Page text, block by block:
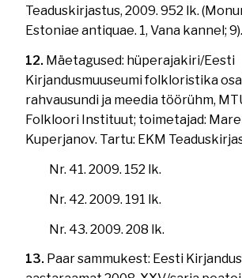
Teaduskirjastus, 2009. 952 lk.
Estoniae antiquae. 1, Vana kannel; 9).
12. Mäetagused: hüperajakiri/Eesti
Kirjandusmuuseumi folkloristika
rahvausundi ja meedia töörühm,
Folkloori Instituut; toimetajad:
Kuperjanov. Tartu: EKM
Nr. 41. 2009. 152 lk.
Nr. 42. 2009. 191 lk.
Nr. 43. 2009. 208 lk.
13. Paar sammukest: Eesti